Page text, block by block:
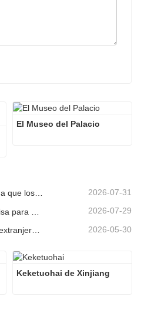
El Museo del Palacio
Aplicaciones de viaje a China que los visitantes extranjeros realmente necesitan en 2026 2026-07-31
2026-07-29
2026-05-30
Keketuohai de Xinjiang